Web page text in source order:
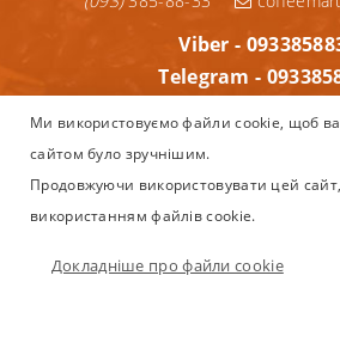
Viber -
Telegram -
WhatsApp -
Інформація
Copyright © 2013–2025
Nespresso, капсульної та зернової кави,
Ми використовуємо файли cookie, щоб
сайтом було зручнішим.
Продовжуючи використовувати цей
використанням файлів cookie.
Докладніше про файли cookie